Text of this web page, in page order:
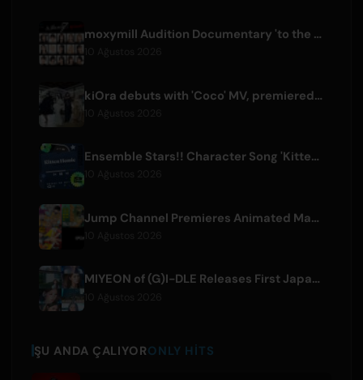
moxymill Audition Documentary 'to the nex7' Episode 1 Released
kiOra debuts with 'Coco' MV, premiered at HEAD IN THE CLOUDS LA
Ensemble Stars!! Character Song 'Kitten Homie' by Ritsu Sakuma Releases Worldwide
Jump Channel Premieres Animated Manga for Three New Shonen Jump Series
MIYEON of (G)I-DLE Releases First Japanese Solo Single 'RUN AWAY'
ŞU ANDA ÇALIYORONLY HITS